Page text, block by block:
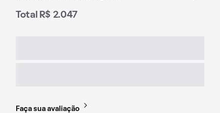
Total R$ 2.047
Faça sua avaliação